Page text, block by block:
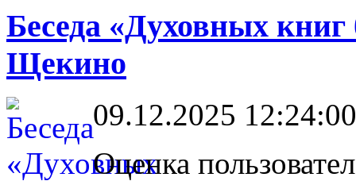
Беседа «Духовных книг
Щекино
09.12.2025 12:24:00
Оценка